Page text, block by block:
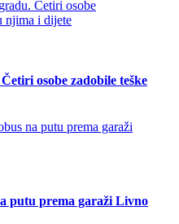
osobe zadobile teške
putu prema garaži Livno